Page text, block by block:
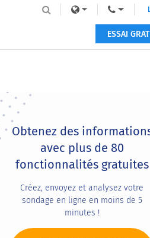
ESSAI
Obtenez des
avec plus de 80
fonctionnalités gratuites
Créez, envoyez et analysez votre
sondage en ligne en moins de 5
minutes !